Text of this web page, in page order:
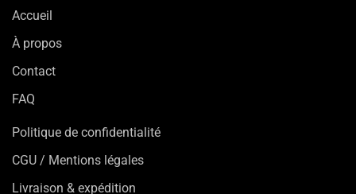
Accueil
À propos
Contact
FAQ
Politique de confidentialité
CGU / Mentions légales
Livraison & expédition